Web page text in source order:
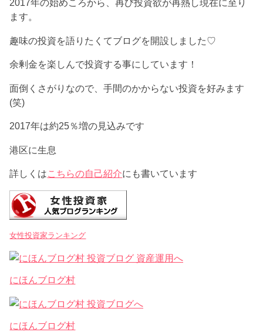
2017年の始めころから、再び投資欲が再熱し現在に至り
ます。
趣味の投資を語りたくてブログを開設しました♡
余剰金を楽しんで投資する事にしています！
面倒くさがりなので、手間のかからない投資を好みます
(笑)
2017年は約25％増の見込みです
港区に生息
詳しくはこちらの自己紹介にも書いています
女性投資家ランキング
にほんブログ村
にほんブログ村